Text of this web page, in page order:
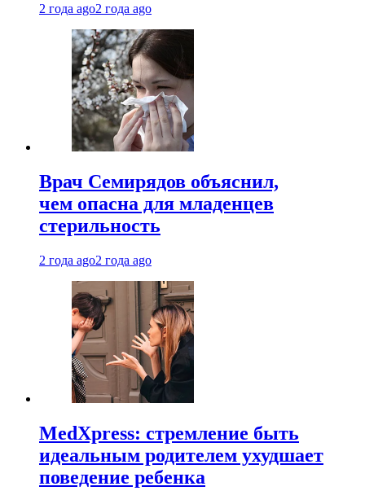
2 года ago2 года ago
Врач Семирядов объяснил,
чем опасна для младенцев
стерильность
2 года ago2 года ago
MedXpress: стремление быть
идеальным родителем ухудшает
поведение ребенка